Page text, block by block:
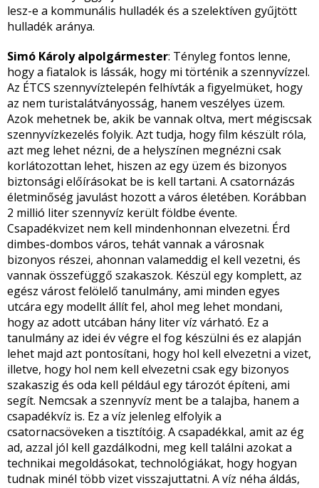
lesz-e a kommunális hulladék és a szelektíven gyűjtött
hulladék aránya.
Simó Károly alpolgármester: Tényleg fontos lenne,
hogy a fiatalok is lássák, hogy mi történik a szennyvízzel.
Az ÉTCS szennyvíztelepén felhívták a figyelmüket, hogy
az nem turistalátványosság, hanem veszélyes üzem.
Azok mehetnek be, akik be vannak oltva, mert mégiscsak
szennyvízkezelés folyik. Azt tudja, hogy film készült róla,
azt meg lehet nézni, de a helyszínen megnézni csak
korlátozottan lehet, hiszen az egy üzem és bizonyos
biztonsági előírásokat be is kell tartani. A csatornázás
életminőség javulást hozott a város életében. Korábban
2 millió liter szennyvíz került földbe évente.
Csapadékvizet nem kell mindenhonnan elvezetni. Érd
dimbes-dombos város, tehát vannak a városnak
bizonyos részei, ahonnan valameddig el kell vezetni, és
vannak összefüggő szakaszok. Készül egy komplett, az
egész várost felölelő tanulmány, ami minden egyes
utcára egy modellt állít fel, ahol meg lehet mondani,
hogy az adott utcában hány liter víz várható. Ez a
tanulmány az idei év végre el fog készülni és ez alapján
lehet majd azt pontosítani, hogy hol kell elvezetni a vizet,
illetve, hogy hol nem kell elvezetni csak egy bizonyos
szakaszig és oda kell például egy tározót építeni, ami
segít. Nemcsak a szennyvíz ment be a talajba, hanem a
csapadékvíz is. Ez a víz jelenleg elfolyik a
csatornacsöveken a tisztítóig. A csapadékkal, amit az ég
ad, azzal jól kell gazdálkodni, meg kell találni azokat a
technikai megoldásokat, technológiákat, hogy hogyan
tudnak minél több vizet visszajuttatni. A víz néha áldás,